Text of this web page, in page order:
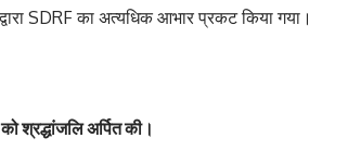
SDRF का अत्यधिक आभार प्रकट किया गया।
श्रद्धांजलि अर्पित की।